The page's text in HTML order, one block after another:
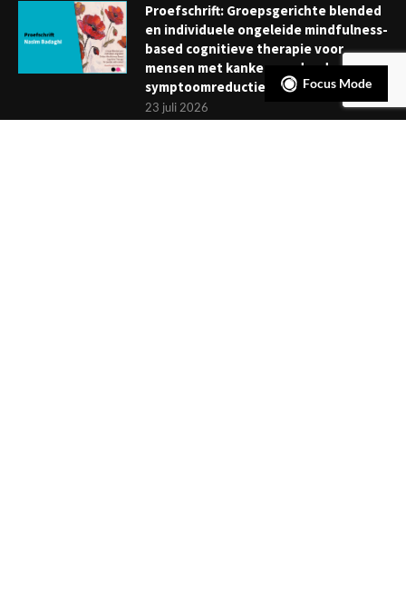
Proefschrift: Groepsgerichte blended
en individuele ongeleide mindfulness-
based cognitieve therapie voor
mensen met kanker: verder dan
symptoomreductie
23 juli 2026
Focus Mode